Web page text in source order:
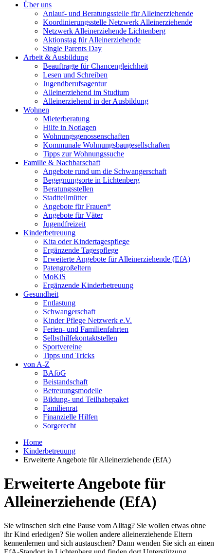
Über uns
Anlauf- und Beratungsstelle für Alleinerziehende
Koordinierungsstelle Netzwerk Alleinerziehende
Netzwerk Alleinerziehende Lichtenberg
Aktionstag für Alleinerziehende
Single Parents Day
Arbeit & Ausbildung
Beauftragte für Chancengleichheit
Lesen und Schreiben
Jugendberufsagentur
Alleinerziehend im Studium
Alleinerziehend in der Ausbildung
Wohnen
Mieterberatung
Hilfe in Notlagen
Wohnungsgenossenschaften
Kommunale Wohnungsbaugesellschaften
Tipps zur Wohnungssuche
Familie & Nachbarschaft
Angebote rund um die Schwangerschaft
Begegnungsorte in Lichtenberg
Beratungsstellen
Stadtteilmütter
Angebote für Frauen*
Angebote für Väter
Jugendfreizeit
Kinderbetreuung
Kita oder Kindertagespflege
Ergänzende Tagespflege
Erweiterte Angebote für Alleinerziehende (EfA)
Patengroßeltern
MoKiS
Ergänzende Kinderbetreuung
Gesundheit
Entlastung
Schwangerschaft
Kinder Pflege Netzwerk e.V.
Ferien- und Familienfahrten
Selbsthilfekontaktstellen
Sportvereine
Tipps und Tricks
von A-Z
BAföG
Beistandschaft
Betreuungsmodelle
Bildung- und Teilhabepaket
Familienrat
Finanzielle Hilfen
Sorgerecht
Home
Kinderbetreuung
Erweiterte Angebote für Alleinerziehende (EfA)
Erweiterte Angebote für
Alleinerziehende (EfA)
Sie wünschen sich eine Pause vom Alltag? Sie wollen etwas ohne
ihr Kind erledigen? Sie wollen andere alleinerziehende Eltern
kennenlernen und sich austauschen? Dann wenden Sie sich an einen